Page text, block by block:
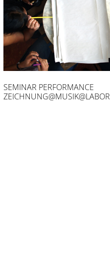
SEMINAR PERFORMANCE
ZEICHNUNG@MUSIK@LABOR